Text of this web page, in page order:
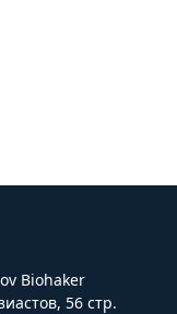
Biohaker
56 стр.